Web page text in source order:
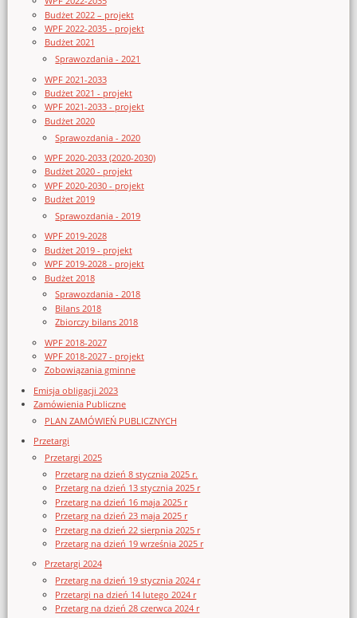
Budżet 2022 – projekt
WPF 2022-2035 - projekt
Budżet 2021
Sprawozdania - 2021
WPF 2021-2033
Budżet 2021 - projekt
WPF 2021-2033 - projekt
Budżet 2020
Sprawozdania - 2020
WPF 2020-2033 (2020-2030)
Budżet 2020 - projekt
WPF 2020-2030 - projekt
Budżet 2019
Sprawozdania - 2019
WPF 2019-2028
Budżet 2019 - projekt
WPF 2019-2028 - projekt
Budżet 2018
Sprawozdania - 2018
Bilans 2018
Zbiorczy bilans 2018
WPF 2018-2027
WPF 2018-2027 - projekt
Zobowiązania gminne
Emisja obligacji 2023
Zamówienia Publiczne
PLAN ZAMÓWIEŃ PUBLICZNYCH
Przetargi
Przetargi 2025
Przetarg na dzień 8 stycznia 2025 r.
Przetarg na dzień 13 stycznia 2025 r
Przetarg na dzień 16 maja 2025 r
Przetarg na dzień 23 maja 2025 r
Przetarg na dzień 22 sierpnia 2025 r
Przetarg na dzień 19 września 2025 r
Przetargi 2024
Przetarg na dzień 19 stycznia 2024 r
Przetargi na dzień 14 lutego 2024 r
Przetarg na dzień 28 czerwca 2024 r